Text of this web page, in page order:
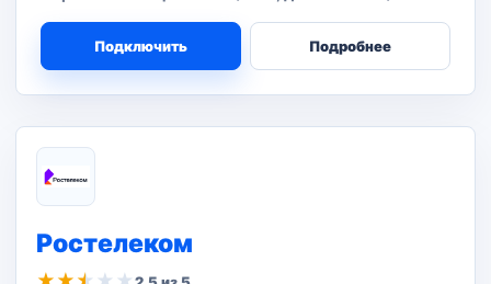
Подключить Подробнее
Ростелеком